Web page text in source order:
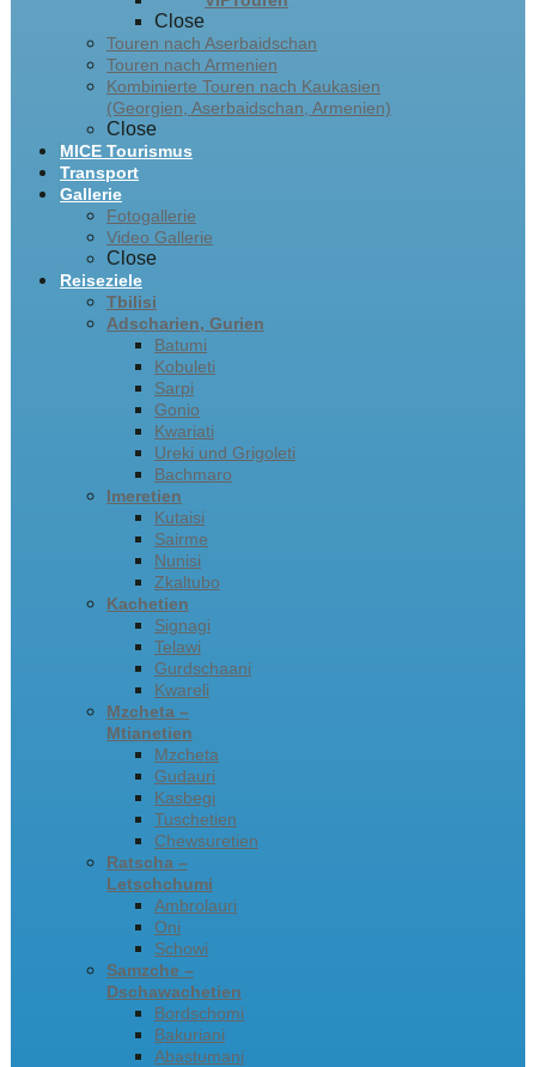
Close
Touren nach Aserbaidschan
Touren nach Armenien
Kombinierte Touren nach Kaukasien
(Georgien, Aserbaidschan, Armenien)
Close
MICE Tourismus
Transport
Gallerie
Fotogallerie
Video Gallerie
Close
Reiseziele
Tbilisi
Adscharien, Gurien
Batumi
Kobuleti
Sarpi
Gonio
Kwariati
Ureki und Grigoleti
Bachmaro
Imeretien
Kutaisi
Sairme
Nunisi
Zkaltubo
Kachetien
Signagi
Telawi
Gurdschaani
Kwareli
Mzcheta –
Mtianetien
Mzcheta
Gudauri
Kasbegi
Tuschetien
Chewsuretien
Ratscha –
Letschchumi
Ambrolauri
Oni
Schowi
Samzche –
Dschawachetien
Bordschomi
Bakuriani
Abastumani